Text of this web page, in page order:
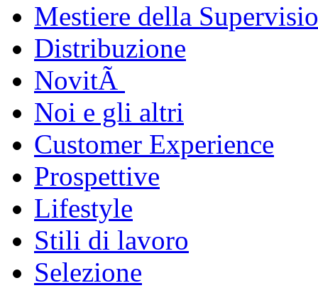
Mestiere della
Distribuzione
NovitÃ
Noi e gli altri
Customer Experience
Prospettive
Lifestyle
Stili di lavoro
Selezione